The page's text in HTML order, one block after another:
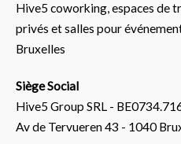
Hive5 coworking, espaces de
privés et salles pour
Bruxelles
Siège Social
Hive5 Group SRL -
Av de Tervueren 43 - 1040